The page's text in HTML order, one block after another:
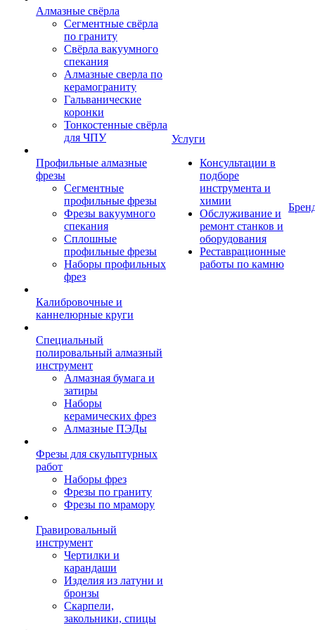
Алмазные свёрла
Сегментные свёрла
по граниту
Свёрла вакуумного
спекания
Алмазные сверла по
керамограниту
Гальванические
коронки
Тонкостенные свёрла
для ЧПУ
Профильные алмазные
фрезы
Сегментные
профильные фрезы
Фрезы вакуумного
спекания
Сплошные
профильные фрезы
Наборы профильных
фрез
Калибровочные и
каннелюрные круги
Специальный
полировальный алмазный
инструмент
Алмазная бумага и
затиры
Наборы
керамических фрез
Алмазные ПЭДы
Фрезы для скульптурных
работ
Наборы фрез
Фрезы по граниту
Фрезы по мрамору
Гравировальный
инструмент
Чертилки и
карандаши
Изделия из латуни и
бронзы
Скарпели,
закольники, спицы
Услуги
Консультации в
подборе
инструмента и
химии
Обслуживание и
ремонт станков и
оборудования
Реставрационные
работы по камню